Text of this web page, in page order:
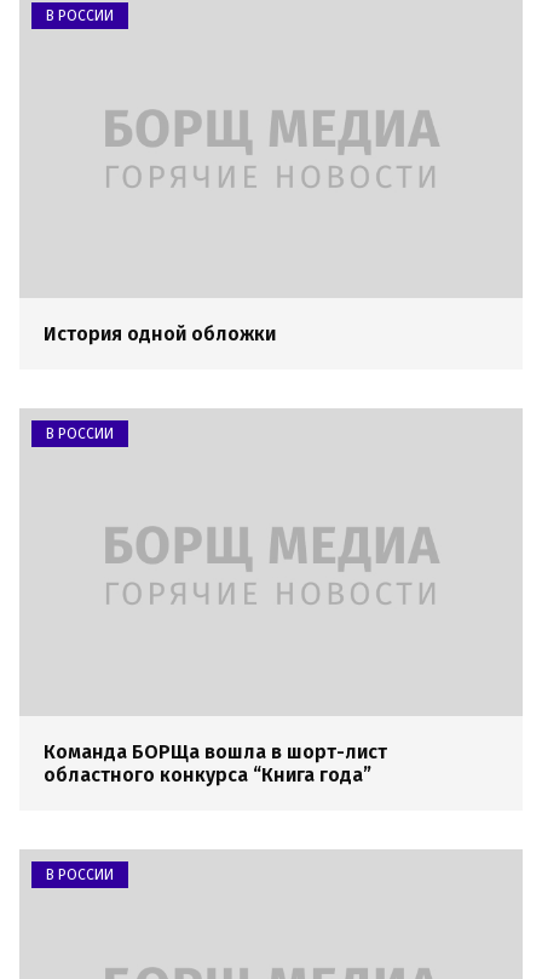
В РОССИИ
История одной обложки
В РОССИИ
Команда БОРЩа вошла в шорт-лист
областного конкурса “Книга года”
В РОССИИ